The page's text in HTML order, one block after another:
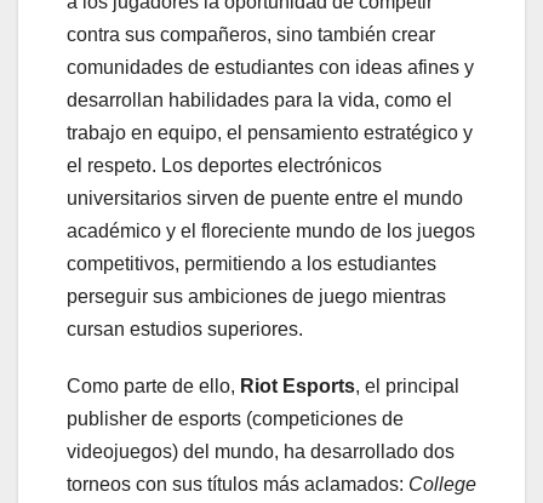
contra sus compañeros, sino también crear
comunidades de estudiantes con ideas afines y
desarrollan habilidades para la vida, como el
trabajo en equipo, el pensamiento estratégico y
el respeto. Los deportes electrónicos
universitarios sirven de puente entre el mundo
académico y el floreciente mundo de los juegos
competitivos, permitiendo a los estudiantes
perseguir sus ambiciones de juego mientras
cursan estudios superiores.
Como parte de ello, Riot Esports, el principal
publisher de esports (competiciones de
videojuegos) del mundo, ha desarrollado dos
torneos con sus títulos más aclamados: College